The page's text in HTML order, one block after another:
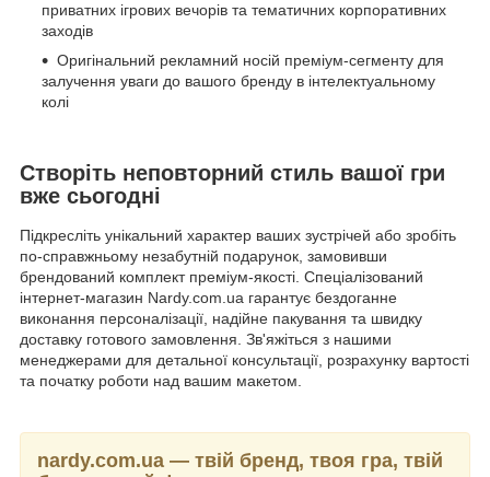
приватних ігрових вечорів та тематичних корпоративних
заходів
Оригінальний рекламний носій преміум-сегменту для
залучення уваги до вашого бренду в інтелектуальному
колі
Створіть неповторний стиль вашої гри
вже сьогодні
Підкресліть унікальний характер ваших зустрічей або зробіть
по-справжньому незабутній подарунок, замовивши
брендований комплект преміум-якості. Спеціалізований
інтернет-магазин Nardy.com.ua гарантує бездоганне
виконання персоналізації, надійне пакування та швидку
доставку готового замовлення. Зв'яжіться з нашими
менеджерами для детальної консультації, розрахунку вартості
та початку роботи над вашим макетом.
nardy.com.ua — твій бренд, твоя гра, твій